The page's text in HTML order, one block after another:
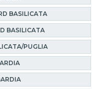
BASILICATA
BASILICATA
PUGLIA